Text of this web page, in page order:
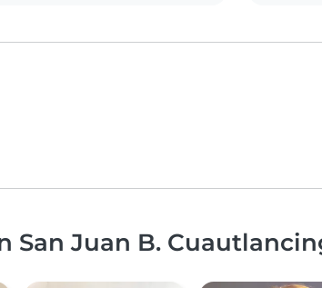
San Juan B.